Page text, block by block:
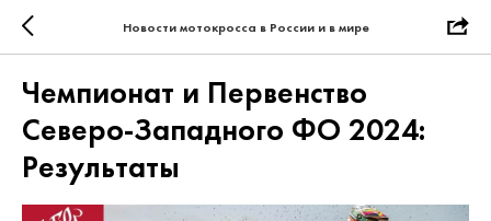
Новости мотокросса в России и в мире
Чемпионат и Первенство
Северо-Западного ФО 2024:
Результаты